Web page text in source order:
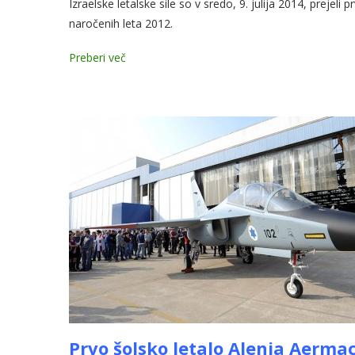
Izraelske letalske sile so v sredo, 9. julija 2014, prejeli
naročenih leta 2012.
Preberi več
Prvo šolsko letalo Alenia